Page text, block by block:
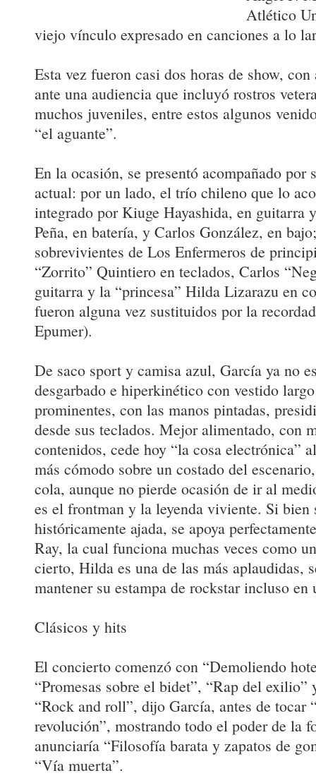
Atlético
viejo vínculo expresado en canciones a lo
Esta vez fueron casi dos horas de show,
ante una audiencia que incluyó rostros
muchos juveniles, entre estos algunos
“el aguante”.
En la ocasión, se presentó acompañado por
actual: por un lado, el trío chileno que lo
integrado por Kiuge Hayashida, en guitarra
Peña, en batería, y Carlos González, en
sobrevivientes de Los Enfermeros de
“Zorrito” Quintiero en teclados, Carlos
guitarra y la “princesa” Hilda Lizarazu en
fueron alguna vez sustituidos por la
Epumer).
De saco sport y camisa azul, García ya no
desgarbado e hiperkinético con vestido
prominentes, con las manos pintadas,
desde sus teclados. Mejor alimentado, con
contenidos, cede hoy “la cosa electrónica”
más cómodo sobre un costado del
cola, aunque no pierde ocasión de ir al
es el frontman y la leyenda viviente. Si bien
históricamente ajada, se apoya
Ray, la cual funciona muchas veces como
cierto, Hilda es una de las más aplaudidas,
mantener su estampa de rockstar incluso
Clásicos y hits
El concierto comenzó con “Demoliendo
“Promesas sobre el bidet”, “Rap del exilio”
“Rock and roll”, dijo García, antes de tocar
revolución”, mostrando todo el poder de la
anunciaría “Filosofía barata y zapatos de
“Vía muerta”.